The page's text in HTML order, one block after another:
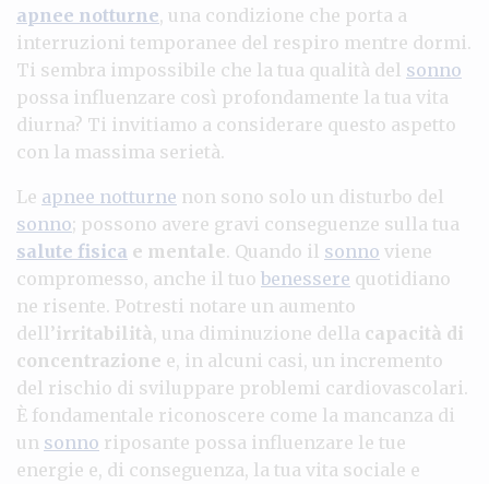
apnee notturne, una condizione che porta a
interruzioni temporanee del respiro mentre dormi.
Ti sembra impossibile che la tua qualità del sonno
possa influenzare così profondamente la tua vita
diurna? Ti invitiamo a considerare questo aspetto
con la massima serietà.
Le apnee notturne non sono solo un disturbo del
sonno; possono avere gravi conseguenze sulla tua
salute fisica e mentale. Quando il sonno viene
compromesso, anche il tuo benessere quotidiano
ne risente. Potresti notare un aumento
dell’irritabilità, una diminuzione della capacità di
concentrazione e, in alcuni casi, un incremento
del rischio di sviluppare problemi cardiovascolari.
È fondamentale riconoscere come la mancanza di
un sonno riposante possa influenzare le tue
energie e, di conseguenza, la tua vita sociale e